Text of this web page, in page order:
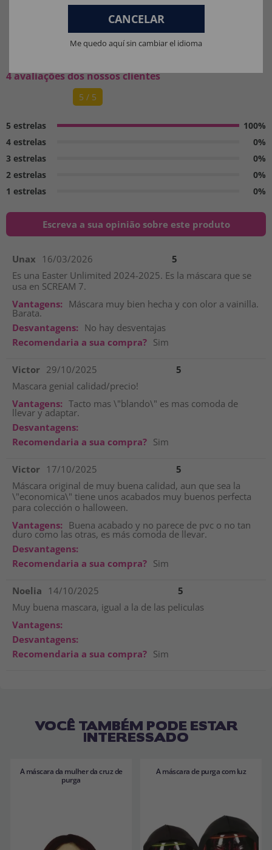
O QUE OS NOSSOS CLIENTES
PENSAM:
4 avaliações dos nossos clientes
5 / 5
5 estrelas
100%
4 estrelas
0%
3 estrelas
0%
2 estrelas
0%
1 estrelas
0%
Escreva a sua opinião sobre este produto
Unax 16/03/2026
5
Es una Easter Unlimited 2024-2025. Es la máscara que se
usa en SCREAM 7.
Vantagens: Máscara muy bien hecha y con olor a vainilla.
Barata.
Desvantagens: No hay desventajas
Recomendaria a sua compra? Sim
Victor 29/10/2025
5
Mascara genial calidad/precio!
Vantagens: Tacto mas \"blando\" es mas comoda de
llevar y adaptar.
Desvantagens:
Recomendaria a sua compra? Sim
Victor 17/10/2025
5
Máscara original de muy buena calidad, aun que sea la
\"economica\" tiene unos acabados muy buenos perfecta
para colección o halloween.
Vantagens: Buena acabado y no parece de pvc o no tan
duro como las otras, es más comoda de llevar.
Desvantagens:
Recomendaria a sua compra? Sim
Noelia 14/10/2025
5
Muy buena mascara, igual a la de las peliculas
Vantagens:
Desvantagens:
Recomendaria a sua compra? Sim
VOCÊ TAMBÉM PODE ESTAR
INTERESSADO
A máscara da mulher da cruz de
purga
A máscara de purga com luz
CANCELAR
Me quedo aquí sin cambiar el idioma